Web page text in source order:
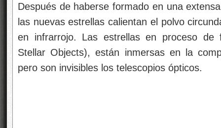
Después de haberse formado en una
las nuevas estrellas calientan el polvo
en infrarrojo. Las estrellas en proceso de
Stellar Objects), están inmersas en la
pero son invisibles los telescopios ópticos.